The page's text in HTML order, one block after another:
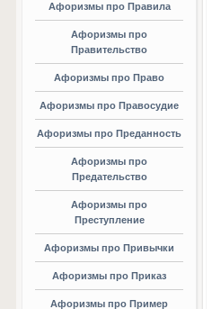
Афоризмы про Правила
Афоризмы про
Правительство
Афоризмы про Право
Афоризмы про Правосудие
Афоризмы про Преданность
Афоризмы про
Предательство
Афоризмы про
Преступление
Афоризмы про Привычки
Афоризмы про Приказ
Афоризмы про Пример